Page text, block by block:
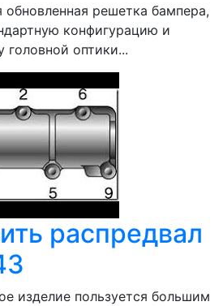
решетка бампера,
конфигурацию и
оптики...
распредвал
изделие пользуется большим